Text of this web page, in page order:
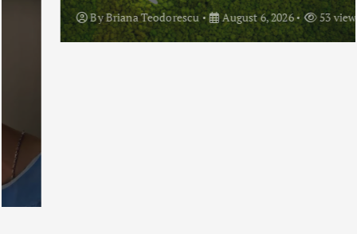
Briana Teodorescu August 6, 2026 53 views
Despre Noi
editorial cu conținut HIGH-QUALITY, lansat de Sănătatea Press